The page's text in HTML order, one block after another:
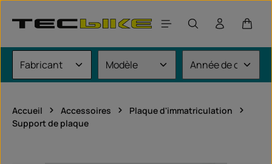
Le
Accueil Accessoires
Plaque d'immatriculation
Support de plaque